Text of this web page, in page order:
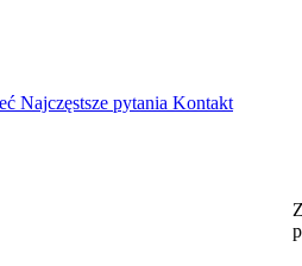
Najczęstsze pytania Kontakt